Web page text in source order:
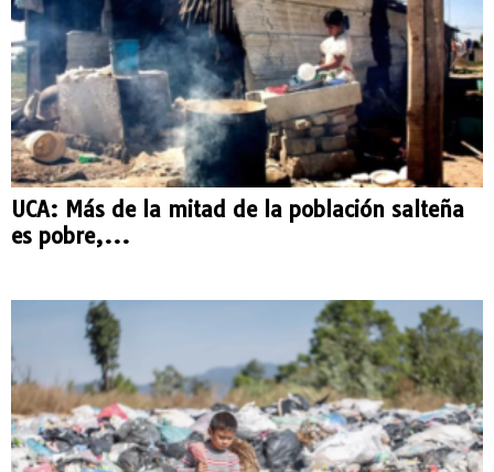
UCA: Más de la mitad de la población salteña
es pobre,...